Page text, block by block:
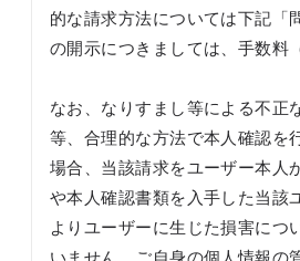
的な請求方法については下記「
の開示につきましては、手数料
なお、なりすまし等による不正
等、合理的な方法で本人確認を
場合、当該請求をユーザー本人
や本人確認書類を入手した当該
よりユーザーに生じた損害につ